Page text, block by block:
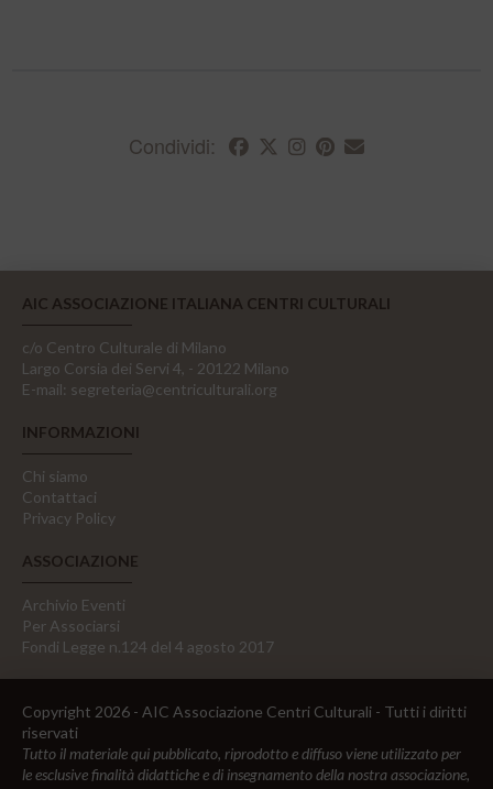
Condividi:
AIC ASSOCIAZIONE ITALIANA CENTRI CULTURALI
c/o Centro Culturale di Milano
Largo Corsia dei Servi 4, - 20122 Milano
E-mail: segreteria@centriculturali.org
INFORMAZIONI
Chi siamo
Contattaci
Privacy Policy
ASSOCIAZIONE
Archivio Eventi
Per Associarsi
Fondi Legge n.124 del 4 agosto 2017
Copyright 2026 - AIC Associazione Centri Culturali - Tutti i diritti
riservati
Tutto il materiale qui pubblicato, riprodotto e diffuso viene utilizzato per
le esclusive finalità didattiche e di insegnamento della nostra associazione,